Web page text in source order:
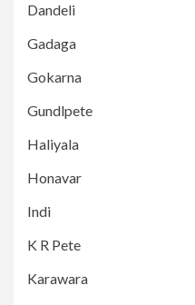
Dandeli
Gadaga
Gokarna
Gundlpete
Haliyala
Honavar
Indi
K R Pete
Karawara